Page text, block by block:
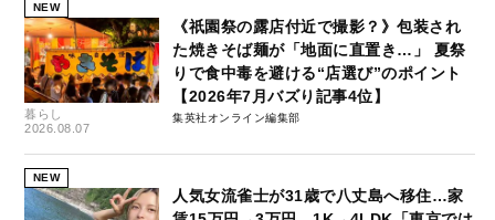
NEW
暮らし
2026.08.07
《祇園祭の露店付近で撮影？》包装され
た焼きそば麺が「地面に直置き…」 夏祭
りで食中毒を避ける“店選び”のポイント
【2026年7月バズり記事4位】
集英社オンライン編集部
NEW
人気女流雀士が31歳で八丈島へ移住…家